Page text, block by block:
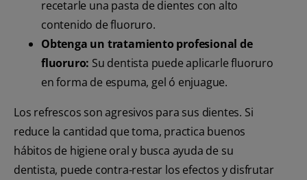
recetarle una pasta de dientes con alto
contenido de fluoruro.
Obtenga un tratamiento profesional de
fluoruro: Su dentista puede aplicarle fluoruro
en forma de espuma, gel ó enjuague.
Los refrescos son agresivos para sus dientes. Si
reduce la cantidad que toma, practica buenos
hábitos de higiene oral y busca ayuda de su
dentista, puede contra-restar los efectos y disfrutar